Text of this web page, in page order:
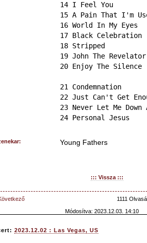
14 I Feel You
15 A Pain That I'm
16 World In My Eyes
17 Black Celebration
18 Stripped
19 John The Revelator
20 Enjoy The Silence
21 Condemnation
22 Just Can't Get
23 Never Let Me Down
24 Personal Jesus
Young Fathers
::: Vissza :::
1111
Módosítva: 2023.12.03. 14:10
2023.12.02 : Las Vegas, US